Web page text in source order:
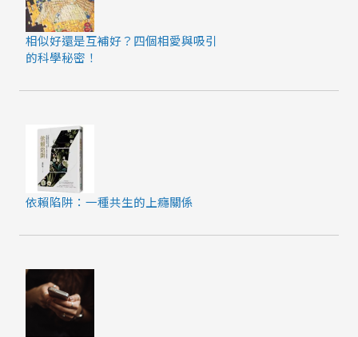
相似好還是互補好？四個相愛與吸引
的科學秘密！
依賴陷阱：一種共生的上癮關係